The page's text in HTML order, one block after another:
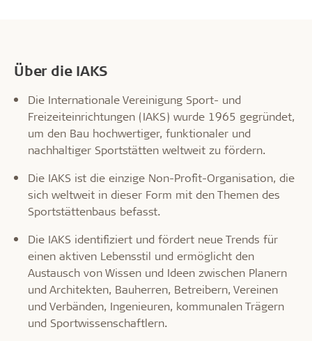
Über die IAKS
Die Internationale Vereinigung Sport- und
Freizeiteinrichtungen (IAKS) wurde 1965 gegründet,
um den Bau hochwertiger, funktionaler und
nachhaltiger Sportstätten weltweit zu fördern.
Die IAKS ist die einzige Non-Profit-Organisation, die
sich weltweit in dieser Form mit den Themen des
Sportstättenbaus befasst.
Die IAKS identifiziert und fördert neue Trends für
einen aktiven Lebensstil und ermöglicht den
Austausch von Wissen und Ideen zwischen Planern
und Architekten, Bauherren, Betreibern, Vereinen
und Verbänden, Ingenieuren, kommunalen Trägern
und Sportwissenschaftlern.